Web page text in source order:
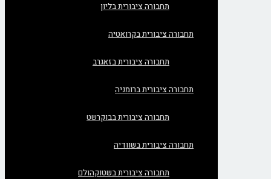
תחבורה ציבורית בליון
תחבורה ציבורית בקרואטיה
תחבורה ציבורית בזאגרב
תחבורה ציבורית ברומניה
תחבורה ציבורית בבוקרשט
תחבורה ציבורית בשוודיה
תחבורה ציבורית בשטוקהולם